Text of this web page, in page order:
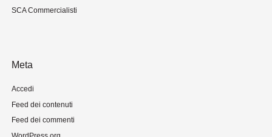
SCA Commercialisti
Meta
Accedi
Feed dei contenuti
Feed dei commenti